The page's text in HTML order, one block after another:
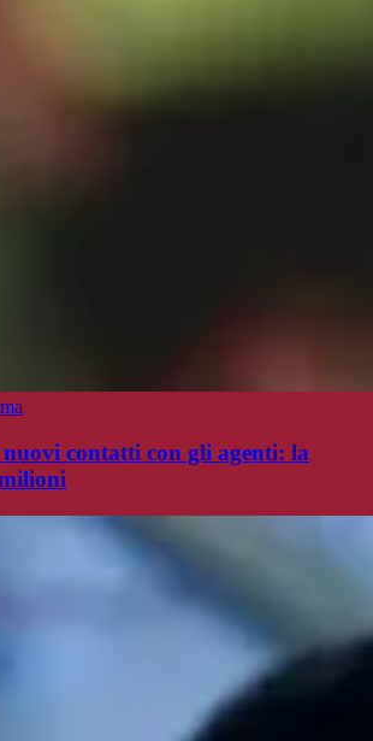
contatti con gli agenti: la